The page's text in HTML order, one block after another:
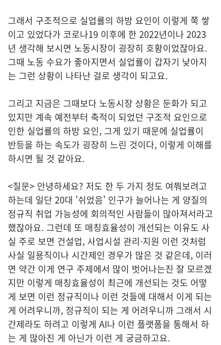
그래서 구조적으로 실업률의 하방 요인이 이렇게 쭉 쌓
이고 있었다가 코로나19 이후에 한 2022년이나 2023
년 생각해 보시면 노동시장이 굉장히 호황이었잖아요.
그때 노동 수요가 좋아지면서 실업률이 갑자기 낮아지
는 그런 상황이 나타난 걸로 생각이 되고요.
그리고 지금은 그때보다 노동시장 상황은 둔화가 되고
있지만 계속 예전부터 축적이 되었던 구조적 요인으로
인한 실업률의 하방 요인, 그게 있기 때문에 실업률이
반등을 하는 속도가 굉장히 느린 것이다, 이렇게 이해를
하시면 될 것 같아요.
<질문> 안녕하세요? 저도 한 두 가지 정도 여쭤보려고
하는데 일단 20대 '쉬었음' 인구가 늘어나는 게 양질의
정규직 취업 가능성에 회의적인 사람들이 많아져서라고
했잖아요. 그런데 또 매칭효율성이 개선되는 이유도 사
실 주로 보면 건설업, 사업시설 관리·지원 이런 것처럼
사실 일용직이나 시간제인 경우가 많은 것 같은데, 이러
면 약간 이게 연구 주제에서 많이 벗어나는진 잘 모르겠
지만 이렇게 매칭효율성이 최근에 개선되는 것도 어떻
게 보면 이런 정규직이나 이런 것들에 대해서 이게 되는
게 어려우니까, 정규직이 되는 게 어려우니까 그래서 시
간제라도 하려고 이렇게 AI나 이런 플랫폼을 통해서 하
는 게 많아진 게 아닌가 이런 게 궁금하고요.